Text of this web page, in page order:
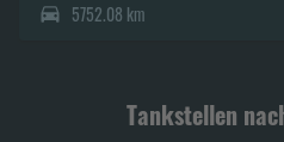
5752.08 km
Tankstellen